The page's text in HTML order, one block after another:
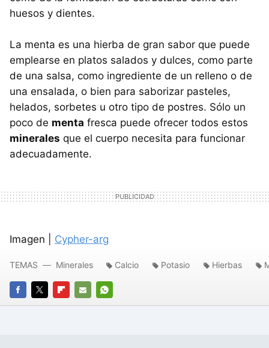
huesos y dientes.
La menta es una hierba de gran sabor que puede
emplearse en platos salados y dulces, como parte
de una salsa, como ingrediente de un relleno o de
una ensalada, o bien para saborizar pasteles,
helados, sorbetes u otro tipo de postres. Sólo un
poco de menta fresca puede ofrecer todos estos
minerales que el cuerpo necesita para funcionar
adecuadamente.
Imagen | Cypher-arg
FACEBOOK
TWITTERFLIPBOARD
E-
WHATSAPP
TEMAS Minerales Calcio Potasio Hierbas